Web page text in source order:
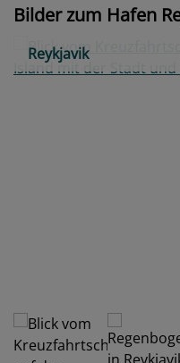
Bilder zum Hafen
Reykjavik